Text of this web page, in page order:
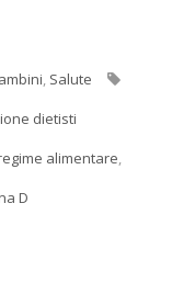
, Salute
dietisti
alimentare,
D